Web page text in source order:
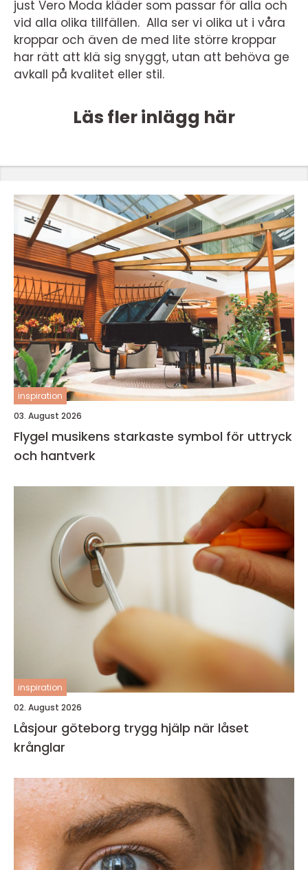
just Vero Moda kläder som passar för alla och
vid alla olika tillfällen. Alla ser vi olika ut i våra
kroppar och även de med lite större kroppar
har rätt att klä sig snyggt, utan att behöva ge
avkall på kvalitet eller stil.
Läs fler inlägg här
inspiration
03. August 2026
Flygel musikens starkaste symbol för uttryck
och hantverk
inspiration
02. August 2026
Låsjour göteborg trygg hjälp när låset
krånglar